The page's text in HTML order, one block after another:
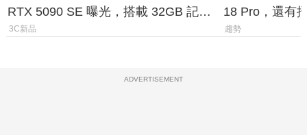
RTX 5090 SE 曝光，搭載 32GB 記憶
體
3C新品
18 Pro，還有
測一次看
趨勢
ADVERTISEMENT